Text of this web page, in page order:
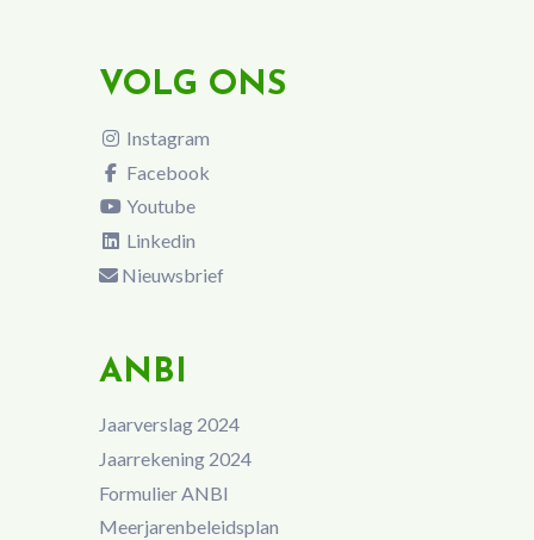
VOLG ONS
Instagram
Facebook
Youtube
Linkedin
Nieuwsbrief
ANBI
Jaarverslag 2024
Jaarrekening 2024
Formulier ANBI
Meerjarenbeleidsplan